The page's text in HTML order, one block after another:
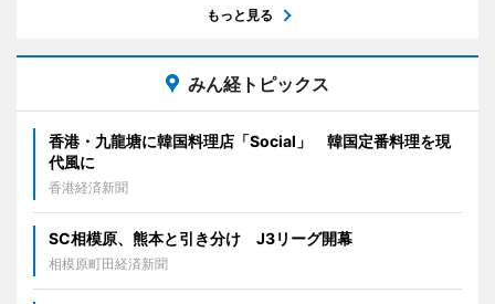
もっと見る
みん経トピックス
香港・九龍塘に韓国料理店「Social」 韓国定番料理を現
代風に
香港経済新聞
SC相模原、熊本と引き分け J3リーグ開幕
相模原町田経済新聞